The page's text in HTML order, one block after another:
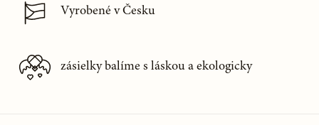
Vyrobené v Česku
zásielky balíme s láskou a ekologicky